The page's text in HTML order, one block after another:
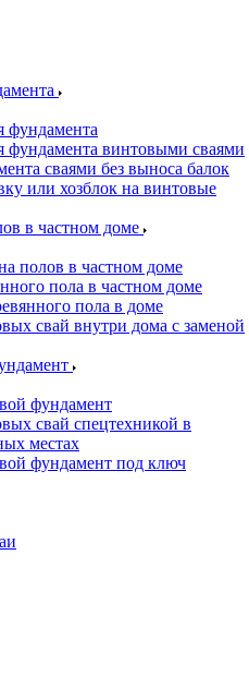
фундамента
фундамента винтовыми сваями
сваями без выноса балок
или хозблок на винтовые
в частном доме
полов в частном доме
пола в частном доме
пола в доме
свай внутри дома с заменой
фундамент
свай спецтехникой в
местах
фундамент под ключ